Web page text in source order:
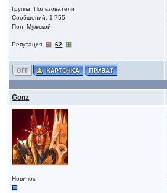
Группа: Пользователи
Сообщений: 1 755
Пол: Мужской
Репутация: 62
Gonz
Новичок